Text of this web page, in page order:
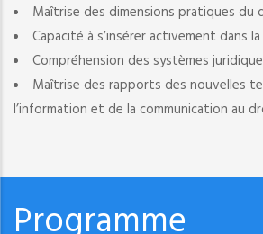
Maîtrise des dimensions pratiques du
Capacité à s’insérer activement dans
Compréhension des systèmes
Maîtrise des rapports des nouvelles
l’information et de la communication au
Programme